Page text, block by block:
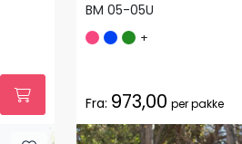
BM 05-05U
+
Fra: 973,00 per pakke